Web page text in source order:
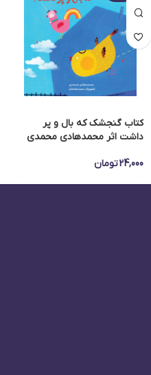
کتاب گنجشک که بال و پر
داشت اثر محمدهادی محمدی
24,000تومان